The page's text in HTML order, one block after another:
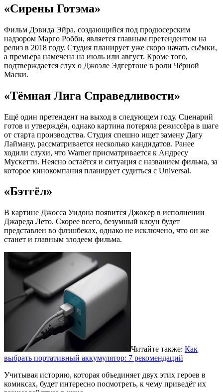
«Сирены Готэма»
Фильм Дэвида Эйра, создающийся под продюсерским
надзором Марго Робби, является главным претендентом на
релиз в 2018 году. Студия планирует уже скоро начать сьёмки,
а премьера намечена на июль или август. Кроме того,
подтверждается слух о Джоэле Эдгертоне в роли Чёрной
Маски.
«Тёмная Лига Справедливости»
Ещё один претендент на выход в следующем году. Сценарий
готов и утверждён, однако картина потеряла режиссёра в шаге
от старта производства. Студия спешно ищет замену Дагу
Лайману, рассматривается несколько кандидатов. Ранее
ходили слухи, что Warner присматривается к Андресу
Мускетти. Неясно остаётся и ситуация с названием фильма, за
которое кинокомпания планирует судиться с Universal.
«Бэтгёл»
В картине Джосса Уидона появится Джокер в исполнении
Джареда Лето. Скорее всего, безумный клоун будет
представлен во флэшбеках, однако не исключено, что он же
станет и главным злодеем фильма.
Читайте также: Как
выбрать портативный аккумулятор: 7 рекомендаций
Учитывая историю, которая объединяет двух этих героев в
комиксах, будет интересно посмотреть, к чему приведёт их